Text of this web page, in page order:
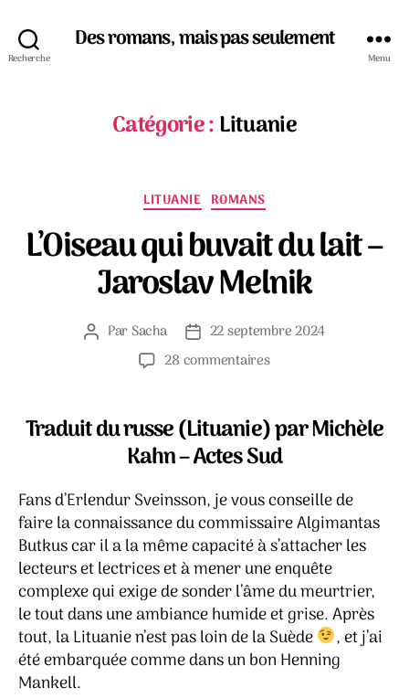
Recherche
Des romans, mais pas seulement
Menu
Catégorie :Lituanie
Catégories
LITUANIE ROMANS
L’Oiseau qui buvait du lait –
Jaroslav Melnik
Auteur
ParSacha
Date
de
l’article
22 septembre 2024
28 commentairessur
buvait
du
lait
Jaroslav
Melnik
Traduit du russe (Lituanie) par Michèle
Kahn – Actes Sud
Fans d’Erlendur Sveinsson, je vous conseille de
faire la connaissance du commissaire Algimantas
Butkus car il a la même capacité à s’attacher les
lecteurs et lectrices et à mener une enquête
complexe qui exige de sonder l’âme du meurtrier,
le tout dans une ambiance humide et grise. Après
tout, la Lituanie n’est pas loin de la Suède
, et j’ai
été embarquée comme dans un bon Henning
Mankell.